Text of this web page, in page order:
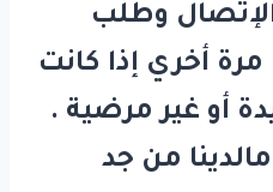
وطلب
مرة أخري إذا كانت
أو غير مرضية .
من جد